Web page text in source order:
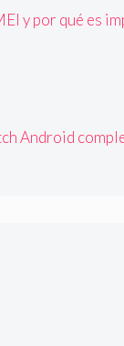
y por qué es
Android